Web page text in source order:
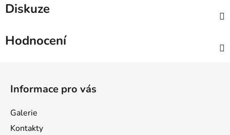
Diskuze
Hodnocení
Informace pro vás
Galerie
Kontakty